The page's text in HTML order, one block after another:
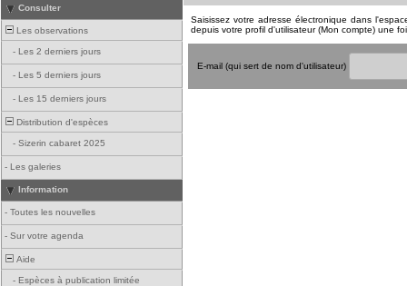
Consulter
Les observations
- Les 2 derniers jours
- Les 5 derniers jours
- Les 15 derniers jours
Distribution d'espèces
- Sizerin cabaret 2025
- Les galeries
Information
- Toutes les nouvelles
- Sur votre agenda
Aide
- Espèces à publication limitée
Saisissez votre adresse électronique dans
depuis votre profil d'utilisateur (Mon compte) une
E-mail (qui sert de nom d'utilisateur)